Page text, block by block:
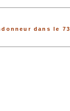
dans le 73